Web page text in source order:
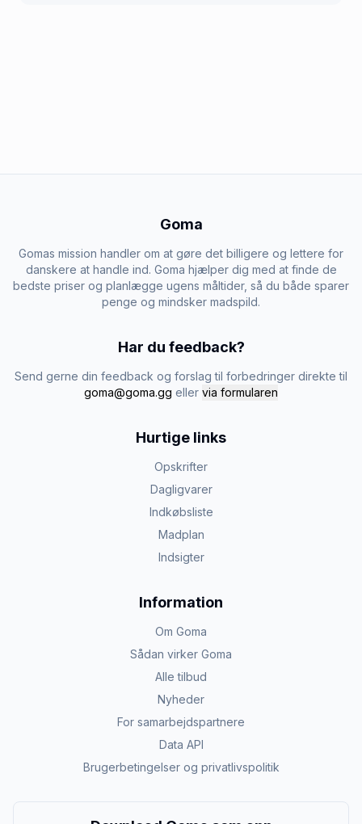
Goma
Gomas mission handler om at gøre det billigere og lettere for
danskere at handle ind. Goma hjælper dig med at finde de
bedste priser og planlægge ugens måltider, så du både sparer
penge og mindsker madspild.
Har du feedback?
Send gerne din feedback og forslag til forbedringer direkte til
goma@goma.gg eller via formularen
Hurtige links
Opskrifter
Dagligvarer
Indkøbsliste
Madplan
Indsigter
Information
Om Goma
Sådan virker Goma
Alle tilbud
Nyheder
For samarbejdspartnere
Data API
Brugerbetingelser og privatlivspolitik